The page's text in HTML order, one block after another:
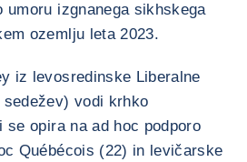
umoru izgnanega sikhskega
ozemlju leta 2023.
iz levosredinske Liberalne
vodi krhko
se opira na ad hoc podporo
Québécois (22) in levičarske